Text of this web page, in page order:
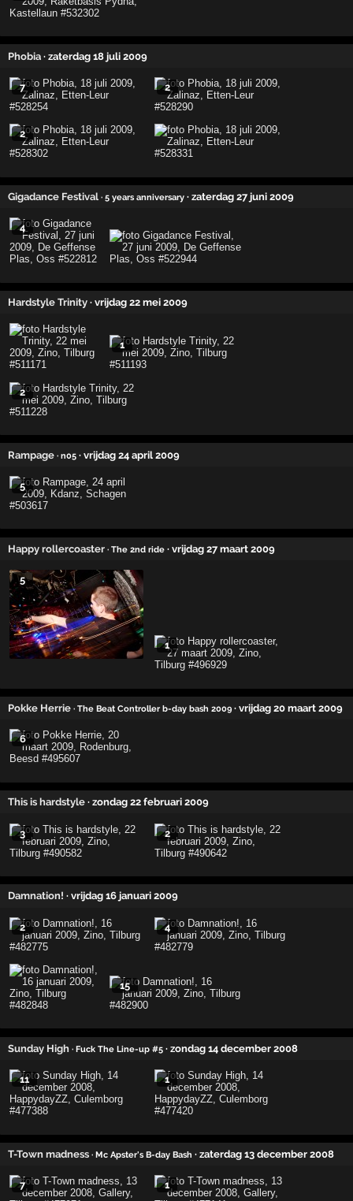
Phobia · zaterdag 18 juli 2009
7 2
2
Gigadance Festival · 5 years anniversary · zaterdag 27 juni 2009
4
Hardstyle Trinity · vrijdag 22 mei 2009
1
2
Rampage · n05 · vrijdag 24 april 2009
5
Happy rollercoaster · The 2nd ride · vrijdag 27 maart 2009
5
1
Pokke Herrie · The Beat Controller b-day bash 2009 · vrijdag 20 maart 2009
6
This is hardstyle · zondag 22 februari 2009
3 2
Damnation! · vrijdag 16 januari 2009
2 4
15
Sunday High · Fuck The Line-up #5 · zondag 14 december 2008
11 1
T-Town madness · Mc Apster's B-day Bash · zaterdag 13 december 2008
7 1